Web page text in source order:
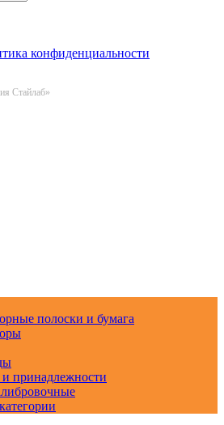
конфиденциальности
Стайлаб»
полоски и бумага
принадлежности